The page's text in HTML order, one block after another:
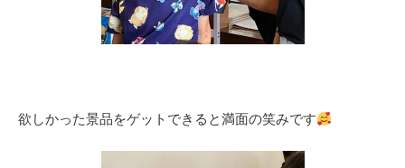
欲しかった景品をゲットできると満面の笑みです